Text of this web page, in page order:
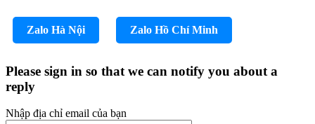
Zalo Hà Nội Zalo Hồ Chí Minh
Please sign in so that we can notify you about a
reply
Nhập địa chỉ email của bạn